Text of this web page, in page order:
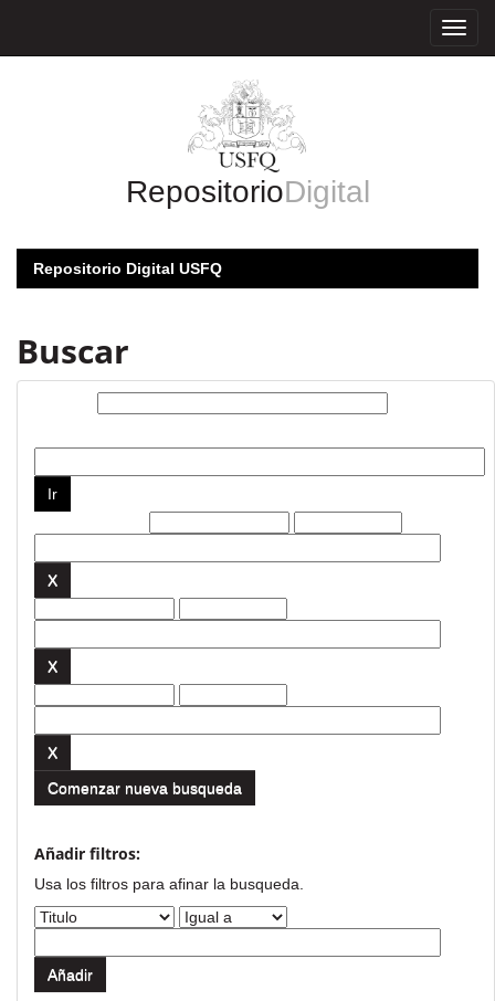
RepositorioDigital
Repositorio Digital USFQ
Buscar
Comenzar nueva busqueda
Añadir filtros:
Usa los filtros para afinar la busqueda.